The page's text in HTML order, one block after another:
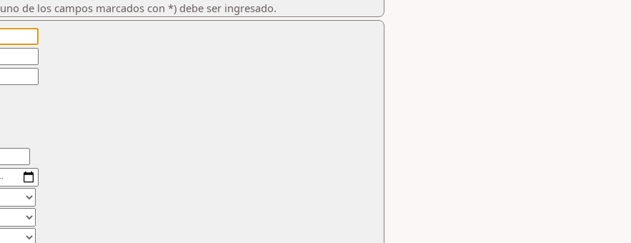
de los campos marcados con *) debe ser ingresado.